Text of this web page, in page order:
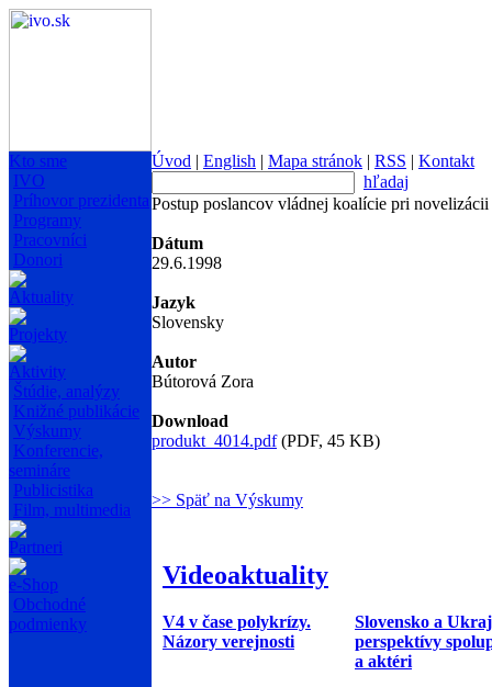
Kto sme
IVO
Príhovor prezidenta
Programy
Pracovníci
Donori
Aktuality
Projekty
Aktivity
Štúdie, analýzy
Knižné publikácie
Výskumy
Konferencie,
semináre
Publicistika
Film, multimedia
Partneri
e-Shop
Obchodné
podmienky
Úvod | English | Mapa stránok | RSS | Kontakt
hľadaj
Postup poslancov vládnej koalície pri
Dátum
29.6.1998
Jazyk
Slovensky
Autor
Bútorová Zora
Download
produkt_4014.pdf(PDF, 45 KB)
>> Späť na Výskumy
Videoaktuality
V4 v čase polykrízy.
Názory verejnosti
Slovensko a
perspektívy
a aktéri